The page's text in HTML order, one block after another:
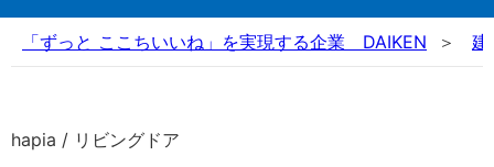
「ずっと ここちいいね」を実現する企業 DAIKEN 建
hapia / リビングドア